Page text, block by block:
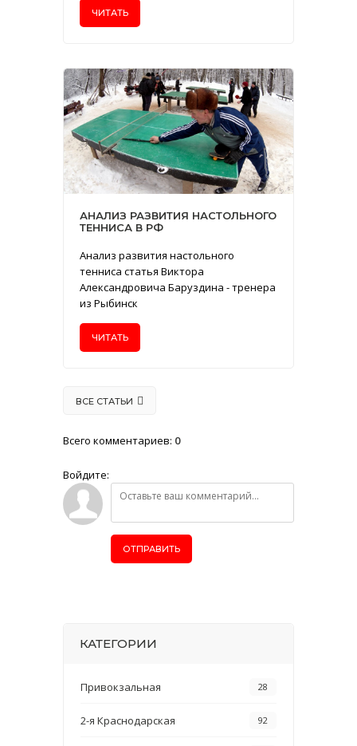
ЧИТАТЬ
АНАЛИЗ РАЗВИТИЯ НАСТОЛЬНОГО
ТЕННИСА В РФ
Анализ развития настольного
тенниса статья Виктора
Александровича Баруздина - тренера
из Рыбинск
ЧИТАТЬ
ВСЕ СТАТЬИ
Всего комментариев: 0
Войдите:
ОТПРАВИТЬ
КАТЕГОРИИ
Привокзальная 28
2-я Краснодарская 92